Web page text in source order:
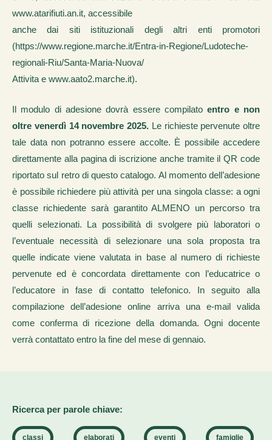
www.atarifiuti.an.it, accessibile
anche dai siti istituzionali degli altri enti promotori
(https://www.regione.marche.it/Entra-in-Regione/Ludoteche-
regionali-Riu/Santa-Maria-Nuova/
Attivita e www.aato2.marche.it).
Il modulo di adesione dovrà essere compilatoentro e non
oltre venerdì 14 novembre 2025. Le richieste pervenute oltre
tale data non potranno essere accolte. È possibile accedere
direttamente alla pagina di iscrizione anche tramite il QR code
riportato sul retro di questo catalogo. Al momento dell’adesione
è possibile richiedere più attività per una singola classe: a ogni
classe richiedente sarà garantito ALMENO un percorso tra
quelli selezionati. La possibilità di svolgere più laboratori o
l’eventuale necessità di selezionare una sola proposta tra
quelle indicate viene valutata in base al numero di richieste
pervenute ed è concordata direttamente con l’educatrice o
l’educatore in fase di contatto telefonico. In seguito alla
compilazione dell’adesione online arriva una e-mail valida
come conferma di ricezione della domanda. Ogni docente
verrà contattato entro la fine del mese di gennaio.
Ricerca per parole chiave:
classi elaborati eventi famiglie